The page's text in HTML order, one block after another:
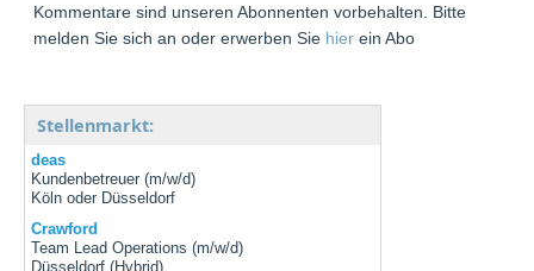
Kommentare sind unseren Abonnenten vorbehalten. Bitte
melden Sie sich an oder erwerben Sie hier ein Abo
Stellenmarkt:
deas
Kundenbetreuer (m/w/d)
Köln oder Düsseldorf
Crawford
Team Lead Operations (m/w/d)
Düsseldorf (Hybrid)